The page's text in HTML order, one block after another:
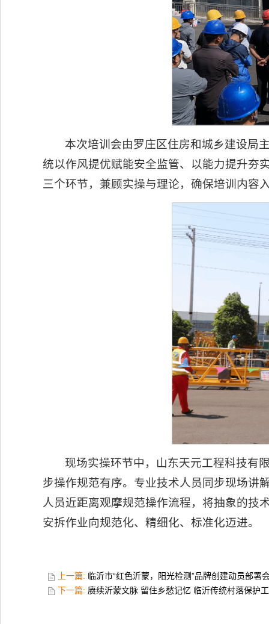
本次培训会由罗庄区住房和城乡建设局
统以作风提优赋能安全监管、以能力提升夯
三个环节，兼顾实操与理论，确保培训内容
现场实操环节中，山东天元工程科技有
步操作规范有序。专业技术人员同步现场讲
人员近距离观摩规范操作流程，将抽象的技
安拆作业向规范化、精细化、标准化迈进。
上一篇: 临沂市“红色沂蒙，阳光检测”品牌创建动员部署
下一篇: 赓续沂蒙文脉 留住乡愁记忆 临沂传统村落保护